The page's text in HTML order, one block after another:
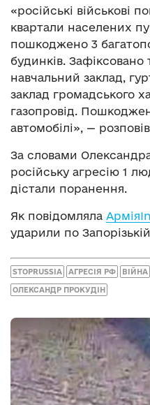
«російські військові
квартали населених
пошкоджено 3
будинків.
навчальний заклад,
заклад громадського
газопровід.
автомобілі», —
За словами
російську агресію 1
дістали поранення.
Як повідомляла
ударили по
STOPRUSSIA АГРЕСІЯ РФ ВІЙНА
ОЛЕКСАНДР ПРОКУДІН